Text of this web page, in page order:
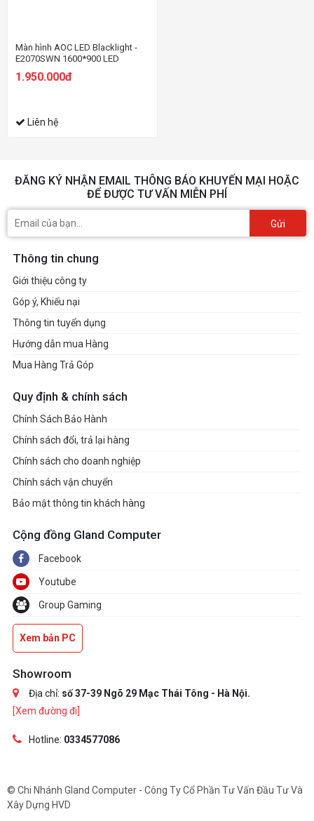
Màn hình AOC LED Blacklight -
E2070SWN 1600*900 LED
1.950.000đ
Liên hệ
ĐĂNG KÝ NHẬN EMAIL THÔNG BÁO KHUYẾN MẠI HOẶC
ĐỂ ĐƯỢC TƯ VẤN MIỄN PHÍ
Gửi
Thông tin chung
Giới thiệu công ty
Góp ý, Khiếu nại
Thông tin tuyển dụng
Hướng dẫn mua Hàng
Mua Hàng Trả Góp
Quy định & chính sách
Chính Sách Bảo Hành
Chính sách đổi, trả lại hàng
Chính sách cho doanh nghiệp
Chính sách vận chuyển
Bảo mật thông tin khách hàng
Cộng đồng Gland Computer
Facebook
Youtube
Group Gaming
Xem bản PC
Showroom
Địa chỉ: số 37-39 Ngõ 29 Mạc Thái Tông - Hà Nội.
[Xem đường đi]
Hotline: 0334577086
© Chi Nhánh Gland Computer - Công Ty Cổ Phần Tư Vấn Đầu Tư Và
Xây Dựng HVD